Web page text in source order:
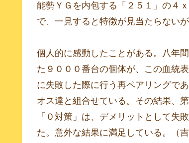
能勢ＹＧを内包する「２５１」の４
で、一見すると特徴が見当たらない
個人的に感動したことがある。八年
た９０００番台の個体が、この血統
に失敗した際に行う再ペアリングで
オス達と組合せている。その結果、
「０対策」は、デメリットとして失
た。意外な結果に満足している。（吉